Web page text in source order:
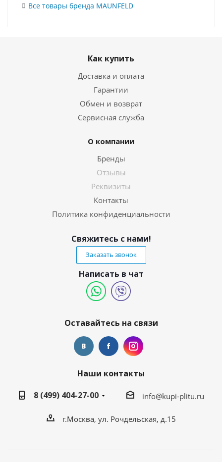
Все товары бренда MAUNFELD
Как купить
Доставка и оплата
Гарантии
Обмен и возврат
Сервисная служба
О компании
Бренды
Отзывы
Реквизиты
Контакты
Политика конфиденциальности
Свяжитесь с нами!
Заказать звонок
Написать в чат
Оставайтесь на связи
Наши контакты
8 (499) 404-27-00
info@kupi-plitu.ru
г.Москва, ул. Рочдельская, д.15